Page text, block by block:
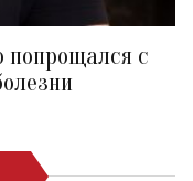
попрощался с